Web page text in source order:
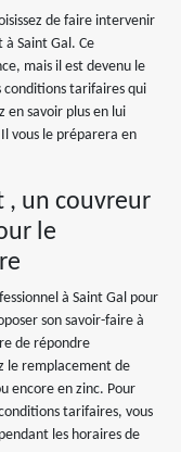
de faire intervenir
Saint Gal. Ce
mais il est devenu le
conditions tarifaires qui
en savoir plus en lui
vous le préparera en
, un couvreur
le
à Saint Gal pour
son savoir-faire à
de répondre
le remplacement de
encore en zinc. Pour
tarifaires, vous
les horaires de